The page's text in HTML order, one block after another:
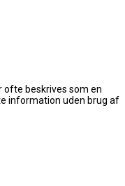
ofte beskrives som en
information uden brug af